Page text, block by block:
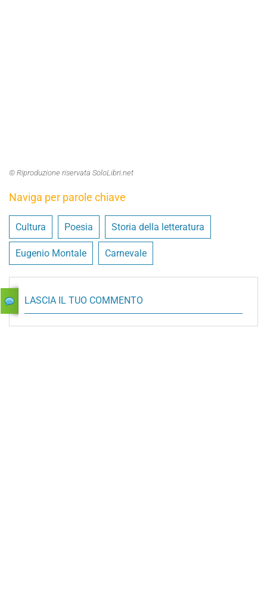
© Riproduzione riservata SoloLibri.net
Naviga per parole chiave
Cultura Poesia Storia della letteratura
Eugenio Montale Carnevale
LASCIA IL TUO COMMENTO